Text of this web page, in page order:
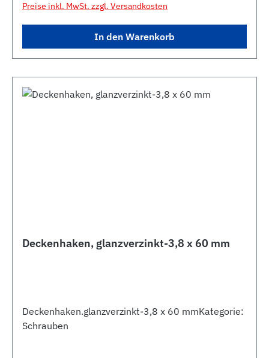
Preise inkl. MwSt. zzgl. Versandkosten
In den Warenkorb
Deckenhaken, glanzverzinkt-3,8 x 60 mm
Deckenhaken.glanzverzinkt-3,8 x 60 mmKategorie:
Schrauben